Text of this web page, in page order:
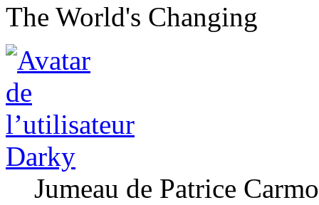
The World's Changing
Darky
Jumeau de Patrice